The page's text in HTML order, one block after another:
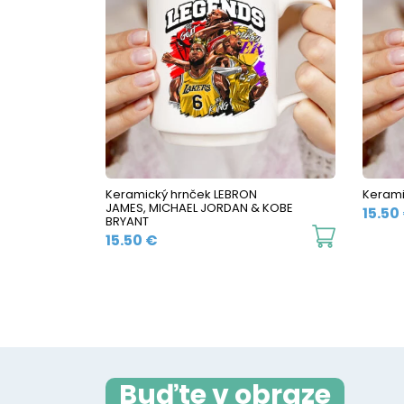
options
may
be
chosen
on
the
product
page
Keramický hrnček LEBRON
JAMES, MICHAEL JORDAN & KOBE
BRYANT
15.50 €
This
options
15.50
Buďte v obraze